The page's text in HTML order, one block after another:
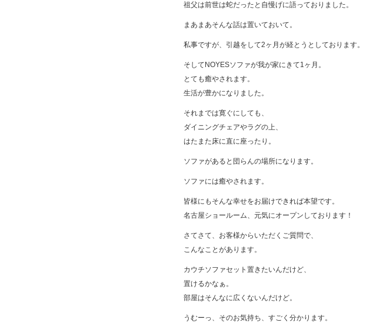
祖父は前世は蛇だったと自慢げに語っておりました。
まあまあそんな話は置いておいて。
私事ですが、引越をして2ヶ月が経とうとしております。
そしてNOYESソファが我が家にきて1ヶ月。
とても癒やされます。
生活が豊かになりました。
それまでは寛ぐにしても、
ダイニングチェアやラグの上、
はたまた床に直に座ったり。
ソファがあると団らんの場所になります。
ソファには癒やされます。
皆様にもそんな幸せをお届けできれば本望です。
名古屋ショールーム、元気にオープンしております！
さてさて、お客様からいただくご質問で、
こんなことがあります。
カウチソファセット置きたいんだけど、
置けるかなぁ。
部屋はそんなに広くないんだけど。
うむーっ、そのお気持ち、すごく分かります。